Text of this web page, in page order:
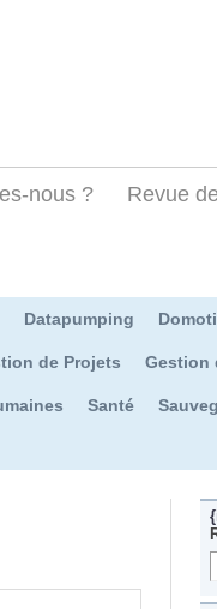
nous ? Revue
Datapumping
de Projets Gestion
Santé